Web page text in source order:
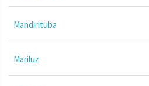
Mandirituba
Mariluz